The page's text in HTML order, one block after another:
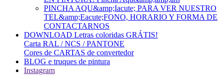
PINCHA AQU&amp;Iacute; PARA VER NUESTRO
TEL&amp;Eacute;FONO, HORARIO Y FORMA DE
CONTACTARNOS
DOWNLOAD Letras coloridas GRÁTIS!
Carta RAL / NCS / PANTONE
Cores de CARTAS de convertedor
BLOG e truques de pintura
Instagram